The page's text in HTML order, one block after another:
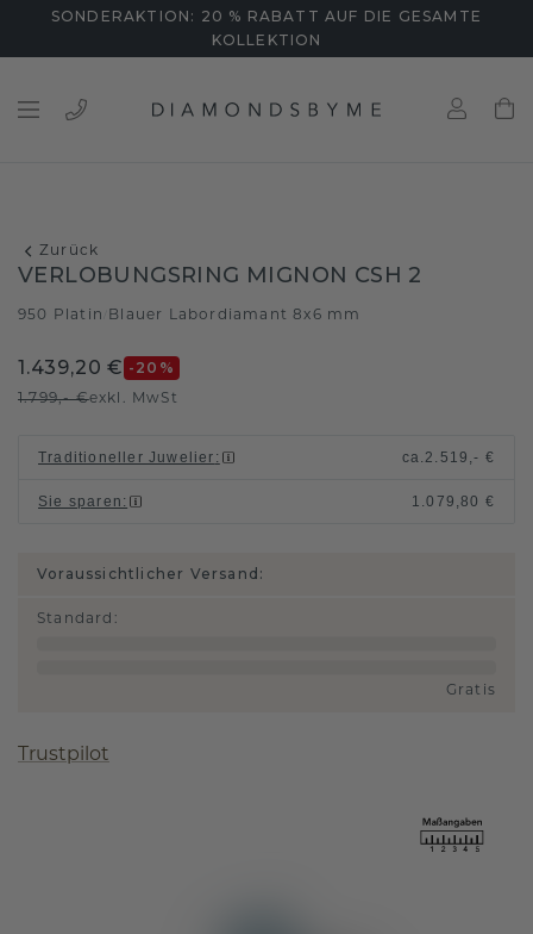
SONDERAKTION: 20 % RABATT AUF DIE GESAMTE
KOLLEKTION
Zurück
VERLOBUNGSRING MIGNON CSH 2
950 Platin Blauer Labordiamant 8x6 mm
1.439,20 € -20 %
1.799,- €exkl. MwSt
Traditioneller Juwelier : ca.2.519,- €
Sie sparen : 1.079,80 €
Voraussichtlicher Versand:
Standard :
Gratis
Trustpilot